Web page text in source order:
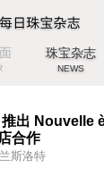
珠宝杂志
NEWS
推出 Nouvelle
合作
斯洛特